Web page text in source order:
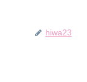
hiwa23